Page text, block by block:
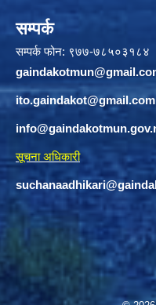
सम्पर्क
सम्पर्क फोन: ९७७-७८५०३१८४
ito.gaindakot@gmail.com
सूचना अधिकारी